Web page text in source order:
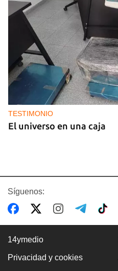
TESTIMONIO
El universo en una caja
Síguenos:
14ymedio
Privacidad y cookies